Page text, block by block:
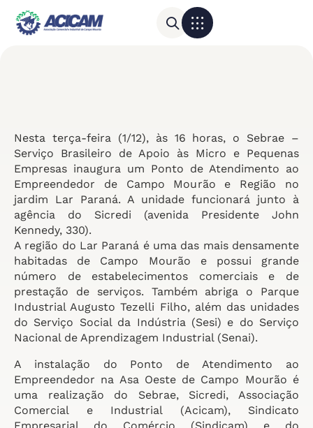
Nesta terça-feira (1/12), às 16 horas, o Sebrae –
Serviço Brasileiro de Apoio às Micro e Pequenas
Empresas inaugura um Ponto de Atendimento ao
Empreendedor de Campo Mourão e Região no
jardim Lar Paraná. A unidade funcionará junto à
agência do Sicredi (avenida Presidente John
Kennedy, 330).
A região do Lar Paraná é uma das mais densamente
habitadas de Campo Mourão e possui grande
número de estabelecimentos comerciais e de
prestação de serviços. Também abriga o Parque
Industrial Augusto Tezelli Filho, além das unidades
do Serviço Social da Indústria (Sesi) e do Serviço
Nacional de Aprendizagem Industrial (Senai).
A instalação do Ponto de Atendimento ao
Empreendedor na Asa Oeste de Campo Mourão é
uma realização do Sebrae, Sicredi, Associação
Comercial e Industrial (Acicam), Sindicato